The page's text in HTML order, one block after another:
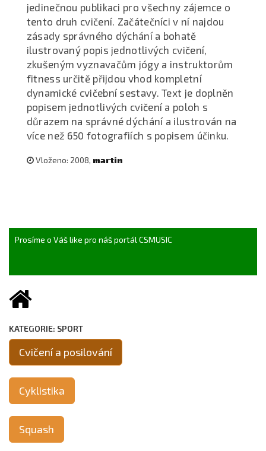
jedinečnou publikaci pro všechny zájemce o
tento druh cvičení. Začátečníci v ní najdou
zásady správného dýchání a bohatě
ilustrovaný popis jednotlivých cvičení,
zkušeným vyznavačům jógy a instruktorům
fitness určitě přijdou vhod kompletní
dynamické cvičební sestavy. Text je doplněn
popisem jednotlivých cvičení a poloh s
důrazem na správné dýchání a ilustrován na
více než 650 fotografiích s popisem účinku.
Vloženo: 2008, martin
Prosíme o Váš like pro náš portál CSMUSIC
KATEGORIE: SPORT
Cvičení a posilování
Cyklistika
Squash